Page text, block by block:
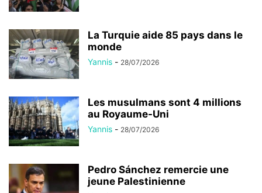
La Turquie aide 85 pays dans le
monde
Yannis - 28/07/2026
Les musulmans sont 4 millions
au Royaume-Uni
Yannis - 28/07/2026
Pedro Sánchez remercie une
jeune Palestinienne